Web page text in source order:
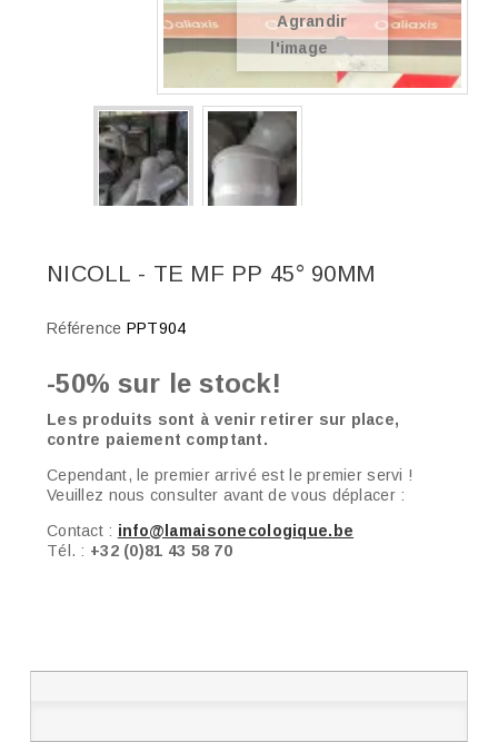
Agrandir
l'image
NICOLL - TE MF PP 45° 90MM
Référence PPT904
-50% sur le stock!
Les produits sont à venir retirer sur place,
contre paiement comptant.
Cependant, le premier arrivé est le premier servi !
Veuillez nous consulter avant de vous déplacer :
Contact : info@lamaisonecologique.be
Tél. : +32 (0)81 43 58 70